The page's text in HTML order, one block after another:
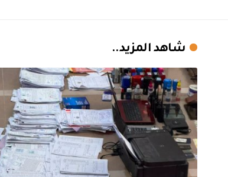
شاهد المزيد..